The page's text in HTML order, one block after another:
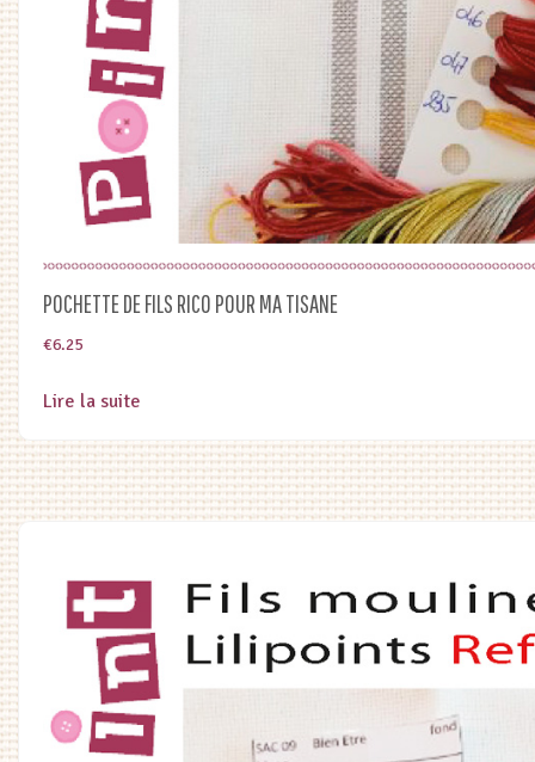
POCHETTE DE FILS RICO POUR MA TISANE
€6.25
Lire la suite